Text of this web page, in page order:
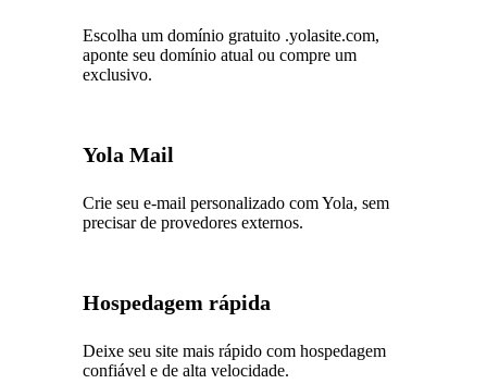
Escolha um domínio gratuito .yolasite.com,
aponte seu domínio atual ou compre um
exclusivo.
Yola Mail
Crie seu e-mail personalizado com Yola, sem
precisar de provedores externos.
Hospedagem rápida
Deixe seu site mais rápido com hospedagem
confiável e de alta velocidade.